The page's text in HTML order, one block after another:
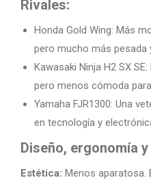
Rivales:
Honda Gold Wing: Más
pero mucho más pesada
Kawasaki Ninja H2 SX
pero menos cómoda
Yamaha FJR1300: Una
en tecnología y
Diseño, ergonomía
Estética: Menos aparatosa.